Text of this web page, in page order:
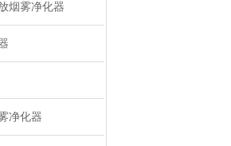
烟雾净化器
净化器